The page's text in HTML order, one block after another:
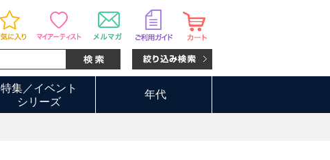
特集／イベント
シリーズ
年代